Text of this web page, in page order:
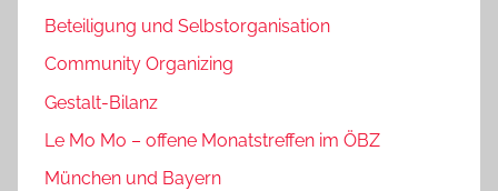
Beteiligung und Selbstorganisation
Community Organizing
Gestalt-Bilanz
Le Mo Mo – offene Monatstreffen im ÖBZ
München und Bayern